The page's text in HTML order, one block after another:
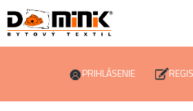
PRIHLÁSENIE